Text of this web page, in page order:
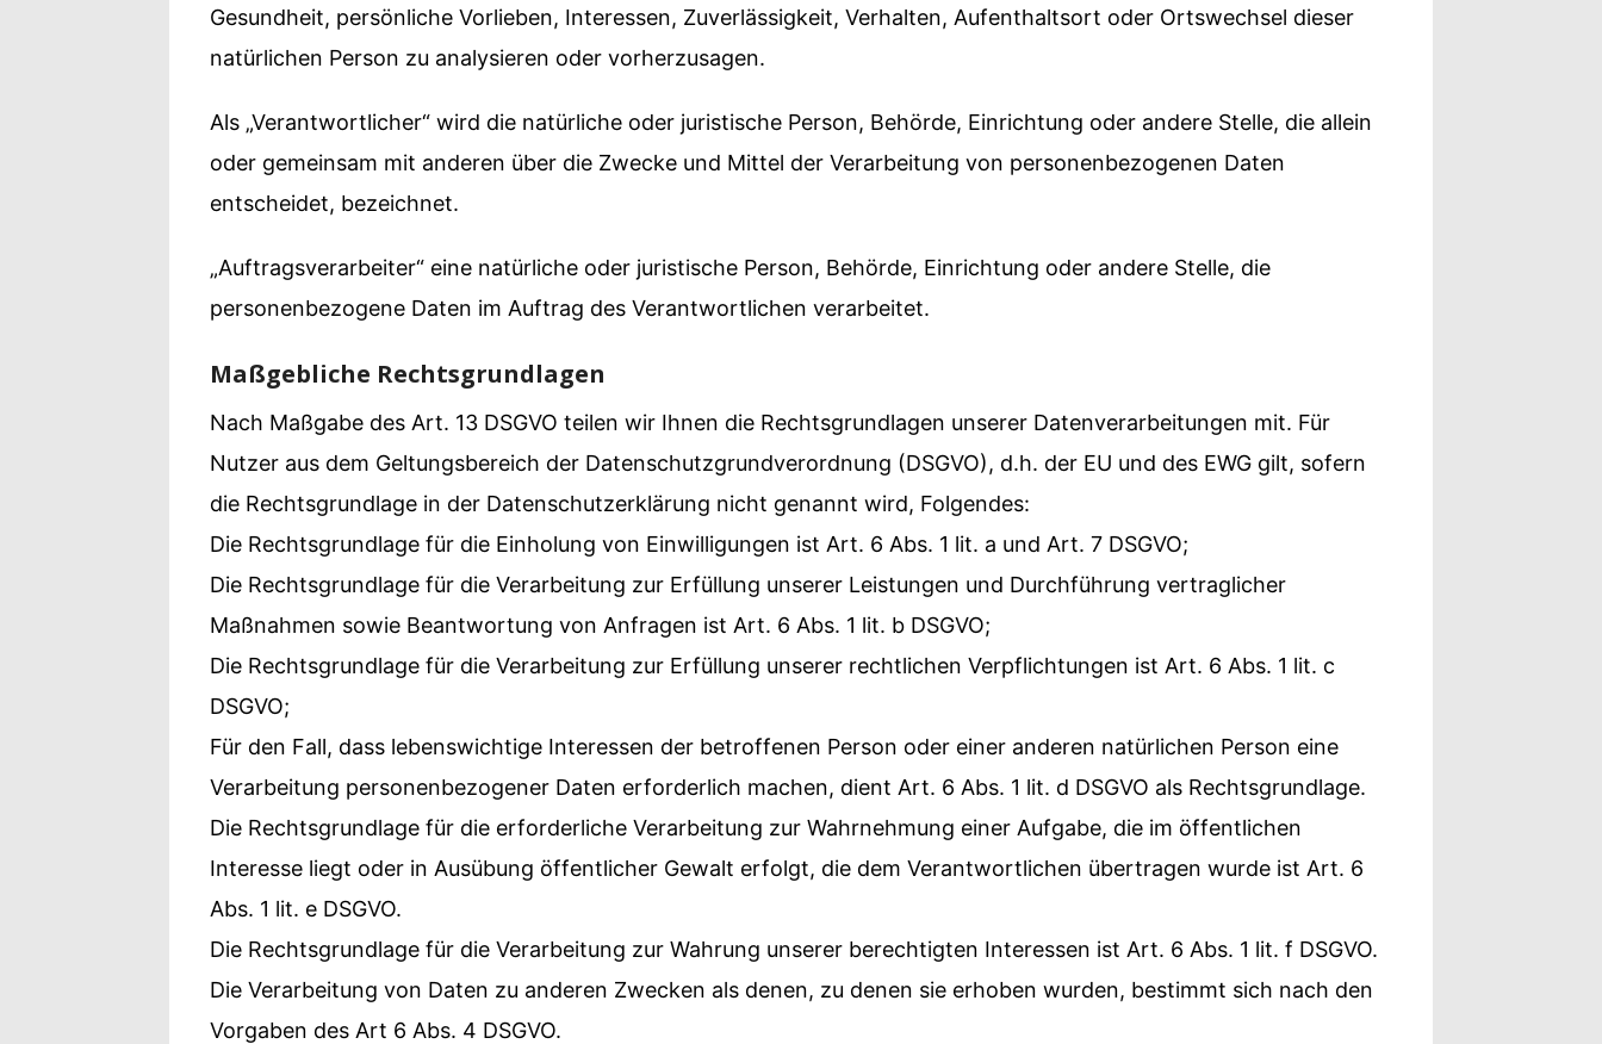
Gesundheit, persönliche Vorlieben, Interessen, Zuverlässigkeit, Verhalten, Aufenthaltsort oder Ortswechsel dieser
natürlichen Person zu analysieren oder vorherzusagen.
Als „Verantwortlicher“ wird die natürliche oder juristische Person, Behörde, Einrichtung oder andere Stelle, die allein
oder gemeinsam mit anderen über die Zwecke und Mittel der Verarbeitung von personenbezogenen Daten
entscheidet, bezeichnet.
„Auftragsverarbeiter“ eine natürliche oder juristische Person, Behörde, Einrichtung oder andere Stelle, die
personenbezogene Daten im Auftrag des Verantwortlichen verarbeitet.
Maßgebliche Rechtsgrundlagen
Nach Maßgabe des Art. 13 DSGVO teilen wir Ihnen die Rechtsgrundlagen unserer Datenverarbeitungen mit. Für
Nutzer aus dem Geltungsbereich der Datenschutzgrundverordnung (DSGVO), d.h. der EU und des EWG gilt, sofern
die Rechtsgrundlage in der Datenschutzerklärung nicht genannt wird, Folgendes:
Die Rechtsgrundlage für die Einholung von Einwilligungen ist Art. 6 Abs. 1 lit. a und Art. 7 DSGVO;
Die Rechtsgrundlage für die Verarbeitung zur Erfüllung unserer Leistungen und Durchführung vertraglicher
Maßnahmen sowie Beantwortung von Anfragen ist Art. 6 Abs. 1 lit. b DSGVO;
Die Rechtsgrundlage für die Verarbeitung zur Erfüllung unserer rechtlichen Verpflichtungen ist Art. 6 Abs. 1 lit. c
DSGVO;
Für den Fall, dass lebenswichtige Interessen der betroffenen Person oder einer anderen natürlichen Person eine
Verarbeitung personenbezogener Daten erforderlich machen, dient Art. 6 Abs. 1 lit. d DSGVO als Rechtsgrundlage.
Die Rechtsgrundlage für die erforderliche Verarbeitung zur Wahrnehmung einer Aufgabe, die im öffentlichen
Interesse liegt oder in Ausübung öffentlicher Gewalt erfolgt, die dem Verantwortlichen übertragen wurde ist Art. 6
Abs. 1 lit. e DSGVO.
Die Rechtsgrundlage für die Verarbeitung zur Wahrung unserer berechtigten Interessen ist Art. 6 Abs. 1 lit. f DSGVO.
Die Verarbeitung von Daten zu anderen Zwecken als denen, zu denen sie erhoben wurden, bestimmt sich nach den
Vorgaben des Art 6 Abs. 4 DSGVO.